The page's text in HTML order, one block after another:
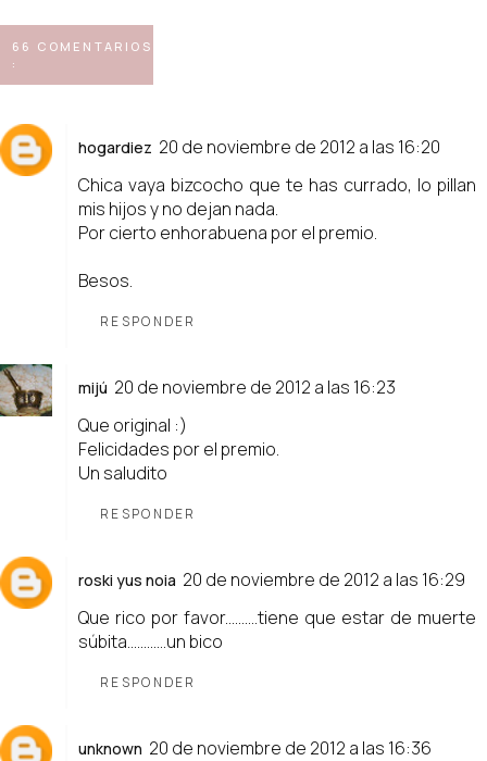
66 COMENTARIOS
:
hogardiez 20 de noviembre de 2012 a las 16:20
Chica vaya bizcocho que te has currado, lo pillan
mis hijos y no dejan nada.
Por cierto enhorabuena por el premio.
Besos.
RESPONDER
mijú 20 de noviembre de 2012 a las 16:23
Que original :)
Felicidades por el premio.
Un saludito
RESPONDER
roski yus noia 20 de noviembre de 2012 a las 16:29
Que rico por favor..........tiene que estar de muerte
súbita............un bico
RESPONDER
unknown 20 de noviembre de 2012 a las 16:36